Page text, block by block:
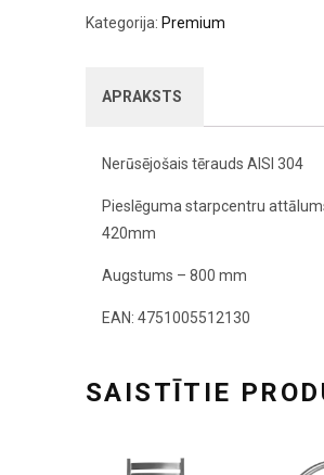
Kategorija: Premium
APRAKSTS
Nerūsējošais tērauds AISI 304
Pieslēguma starpcentru
420mm
Augstums – 800 mm
EAN: 4751005512130
SAISTĪTIE